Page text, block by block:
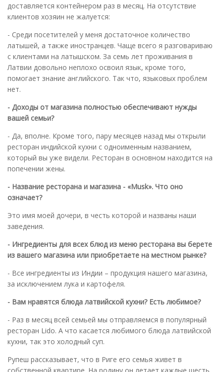
доставляется контейнером раз в месяц. На отсутствие
клиентов хозяин не жалуется:
- Среди посетителей у меня достаточное количество
латышей, а также иностранцев. Чаще всего я разговариваю
с клиентами на латышском. За семь лет проживания в
Латвии довольно неплохо освоил язык, кроме того,
помогает знание английского. Так что, языковых проблем
нет.
- Доходы от магазина полностью обеспечивают нужды
вашей семьи?
- Да, вполне. Кроме того, пару месяцев назад мы открыли
ресторан индийской кухни с одноименным названием,
который вы уже видели. Ресторан в основном находится на
попечении жены.
- Название ресторана и магазина - «Musk». Что оно
означает?
Это имя моей дочери, в честь которой и названы наши
заведения.
- Ингредиенты для всех блюд из меню ресторана вы берете
из вашего магазина или приобретаете на местном рынке?
- Все ингредиенты из Индии – продукция нашего магазина,
за исключением лука и картофеля.
- Вам нравятся блюда латвийской кухни? Есть любимое?
- Раз в месяц всей семьей мы отправляемся в популярный
ресторан Lido. А что касается любимого блюда латвийской
кухни, так это холодный суп.
Рупеш рассказывает, что в Риге его семья живет в
собственной квартире. На родину он летает каждые шесть